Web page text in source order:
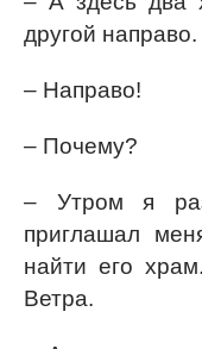
другой
– Направо!
– Почему?
– Утром я
приглашал
найти его
Ветра.